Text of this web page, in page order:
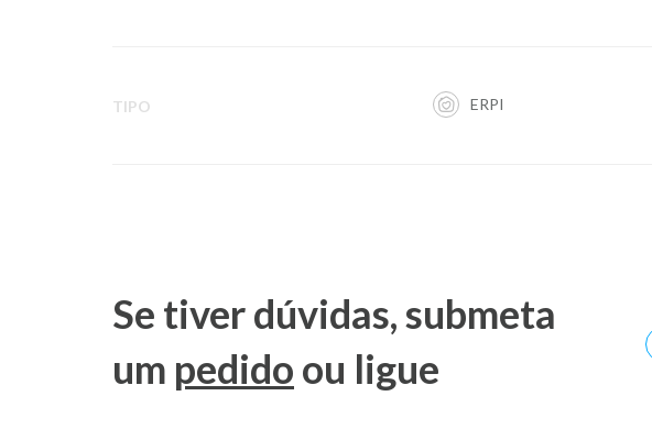
TIPO ERPI
Se tiver dúvidas, submeta
um pedido ou ligue